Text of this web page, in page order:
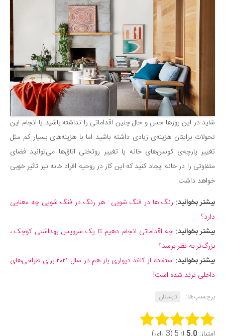
مسابقه
شاید در این روزها حس و حال چنین اقداماتی را نداشته باشید یا انجام این
تحولات برایتان هزینه‌ی زیادی داشته باشید اما با هزینه‌های بسیار کم مثل
تغییر پارچه‌ی کوسن‌های خانه یا تغییر روتختی اتاق‌ها می‌توانید فضای
متفاوتی را در خانه ایجاد کنید که این کار در روحیه افراد خانه نیز تاثیر خوبی
خواهد داشت.
بیشتر بخوانید: رنگ ها در فنگ شویی : هر رنگ در فنگ شویی چه معنایی
دارد؟
بیشتر بخوانید: چه اقداماتی انجام دهیم تا یک سرویس بهداشتی کوچک ،
بزرگ‌تر به نظر برسد؟
بیشتر بخوانید:
استفاده از کاغذ دیواری باز هم در سال ۲۰۲۱ برای طراحی‌های
داخلی ترند شده است!
برچسب‌ها:
تابستان
Rate this item: